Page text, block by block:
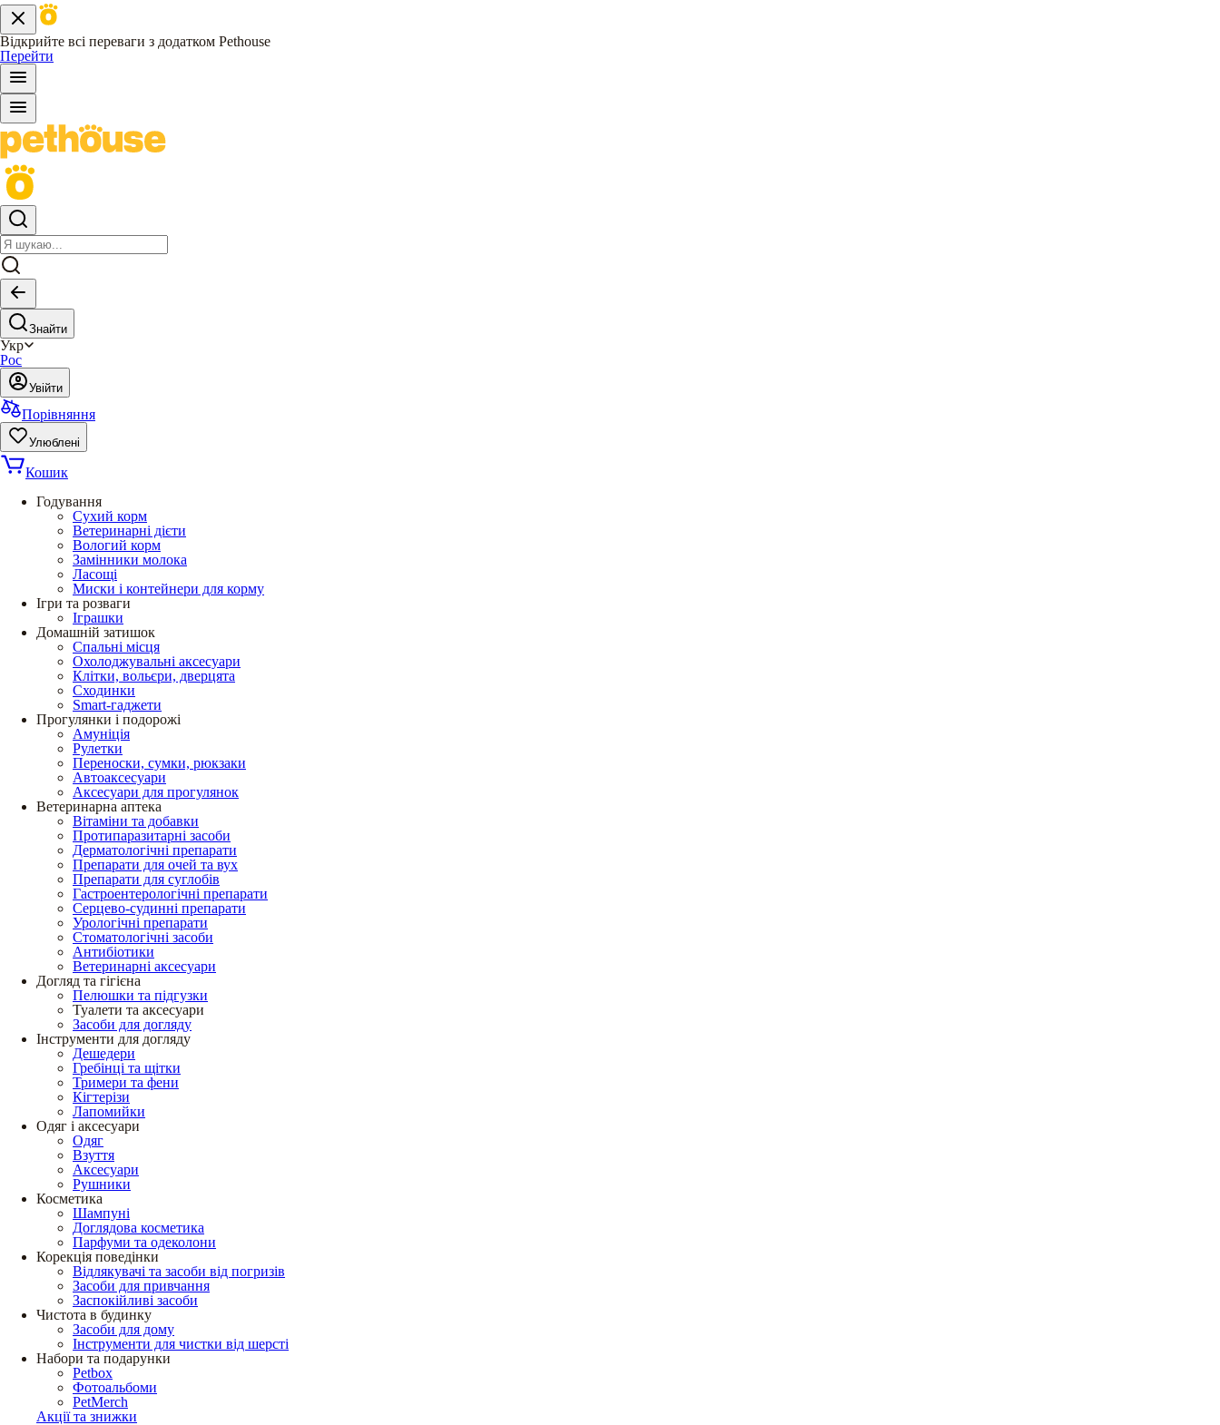
Відкрийте всі переваги з додатком Pethouse
Перейти
Знайти
Укр
Рос
Увійти
Порівняння
Улюблені
Кошик
Годування
Сухий корм
Ветеринарні дієти
Вологий корм
Замінники молока
Ласощі
Миски і контейнери для корму
Ігри та розваги
Іграшки
Домашній затишок
Спальні місця
Охолоджувальні аксесуари
Клітки, вольєри, дверцята
Сходинки
Smart-гаджети
Прогулянки і подорожі
Амуніція
Рулетки
Переноски, сумки, рюкзаки
Автоаксесуари
Аксесуари для прогулянок
Ветеринарна аптека
Вітаміни та добавки
Протипаразитарні засоби
Дерматологічні препарати
Препарати для очей та вух
Препарати для суглобів
Гастроентерологічні препарати
Серцево-судинні препарати
Урологічні препарати
Стоматологічні засоби
Антибіотики
Ветеринарні аксесуари
Догляд та гігієна
Пелюшки та підгузки
Туалети та аксесуари
Засоби для догляду
Інструменти для догляду
Дешедери
Гребінці та щітки
Тримери та фени
Кігтерізи
Лапомийки
Одяг і аксесуари
Одяг
Взуття
Аксесуари
Рушники
Косметика
Шампуні
Доглядова косметика
Парфуми та одеколони
Корекція поведінки
Відлякувачі та засоби від погризів
Засоби для привчання
Заспокійливі засоби
Чистота в будинку
Засоби для дому
Інструменти для чистки від шерсті
Набори та подарунки
Petbox
Фотоальбоми
PetMerch
Акції та знижки